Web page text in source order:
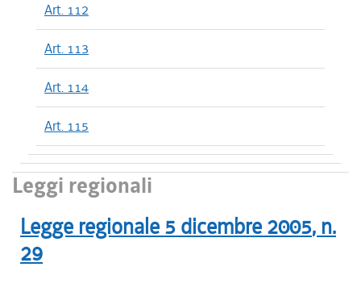
Art. 112
Art. 113
Art. 114
Art. 115
Leggi regionali
Legge regionale 5 dicembre 2005, n.
29